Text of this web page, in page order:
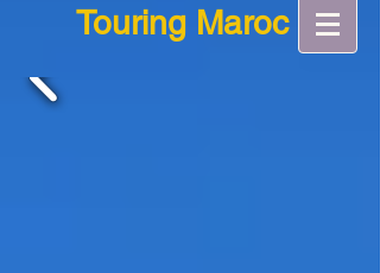
Touring Maroc